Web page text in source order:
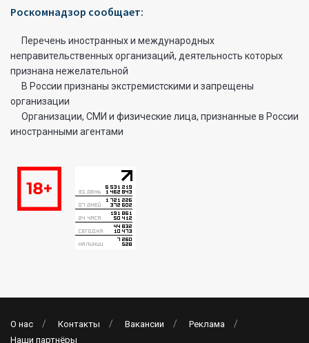
Роскомнадзор сообщает:
Перечень иностранных и международных
неправительственных организаций, деятельность которых
признана нежелательной
В России признаны экстремистскими и запрещены
организации
Организации, СМИ и физические лица, признанные в России
иностранными агентами
О нас Контакты Вакансии
Реклама
Наши партнёры